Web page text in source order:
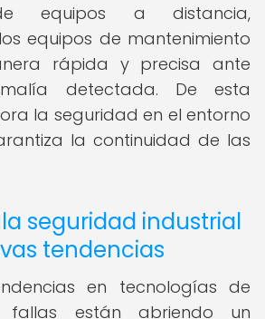
equipos a distancia,
equipos de mantenimiento
rápida y precisa ante
detectada. De esta
la seguridad en el entorno
la continuidad de las
seguridad industrial
tendencias
en tecnologías de
fallas están abriendo un